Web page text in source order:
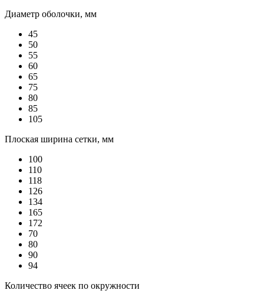
Диаметр оболочки, мм
45
50
55
60
65
75
80
85
105
Плоская ширина сетки, мм
100
110
118
126
134
165
172
70
80
90
94
Количество ячеек по окружности